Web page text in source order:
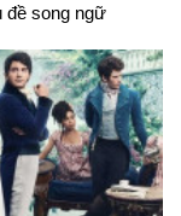
đề song ngữ